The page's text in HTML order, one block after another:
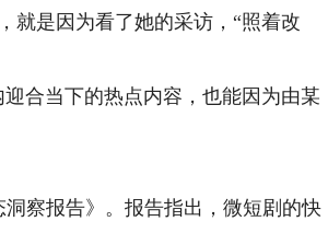
就是因为看了她的采访，“照着改
合当下的热点内容，也能因为由某
察报告》。报告指出，微短剧的快